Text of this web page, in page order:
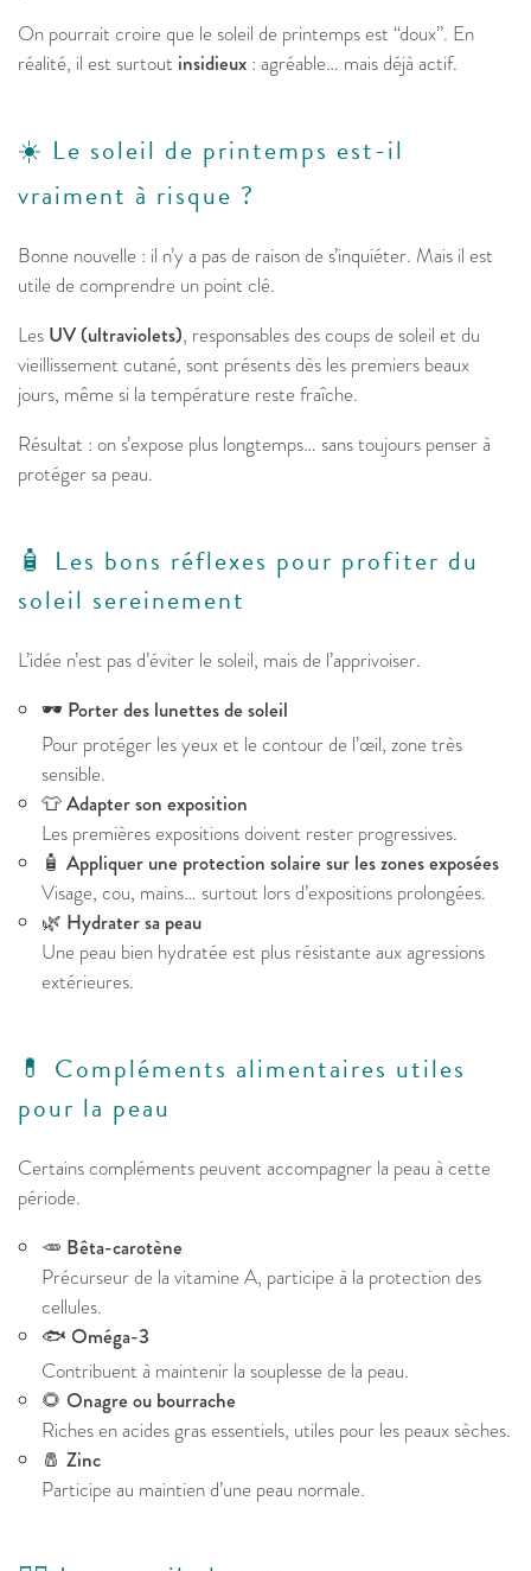
On pourrait croire que le soleil de printemps est “doux”. En
réalité, il est surtout insidieux : agréable… mais déjà actif.
☀️ Le soleil de printemps est-il
vraiment à risque ?
Bonne nouvelle : il n’y a pas de raison de s’inquiéter. Mais il est
utile de comprendre un point clé.
Les UV (ultraviolets), responsables des coups de soleil et du
vieillissement cutané, sont présents dès les premiers beaux
jours, même si la température reste fraîche.
Résultat : on s’expose plus longtemps… sans toujours penser à
protéger sa peau.
🧴 Les bons réflexes pour profiter du
soleil sereinement
L’idée n’est pas d’éviter le soleil, mais de l’apprivoiser.
🕶️ Porter des lunettes de soleil
Pour protéger les yeux et le contour de l’œil, zone très
sensible.
👕Adapter son exposition
Les premières expositions doivent rester progressives.
🧴 Appliquer une protection solaire sur les zones exposées
Visage, cou, mains… surtout lors d’expositions prolongées.
🌿 Hydrater sa peau
Une peau bien hydratée est plus résistante aux agressions
extérieures.
💊 Compléments alimentaires utiles
pour la peau
Certains compléments peuvent accompagner la peau à cette
période.
🥕 Bêta-carotène
Précurseur de la vitamine A, participe à la protection des
cellules.
🐟 Oméga-3
Contribuent à maintenir la souplesse de la peau.
🌻 Onagre ou bourrache
Riches en acides gras essentiels, utiles pour les peaux sèches.
🧂 Zinc
Participe au maintien d’une peau normale.